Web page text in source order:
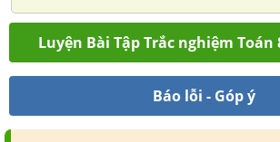
Luyện Bài Tập Trắc nghiệm Toán
Báo lỗi - Góp ý